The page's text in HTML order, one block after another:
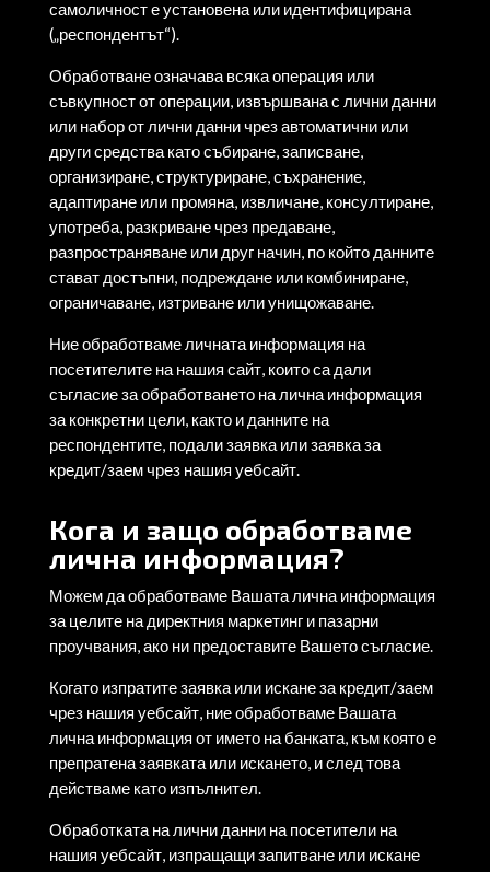
самоличност е установена или идентифицирана
(„респондентът“).
Обработване означава всяка операция или
съвкупност от операции, извършвана с лични данни
или набор от лични данни чрез автоматични или
други средства като събиране, записване,
организиране, структуриране, съхранение,
адаптиране или промяна, извличане, консултиране,
употреба, разкриване чрез предаване,
разпространяване или друг начин, по който данните
стават достъпни, подреждане или комбиниране,
ограничаване, изтриване или унищожаване.
Ние обработваме личната информация на
посетителите на нашия сайт, които са дали
съгласие за обработването на лична информация
за конкретни цели, както и данните на
респондентите, подали заявка или заявка за
кредит/заем чрез нашия уебсайт.
Кога и защо обработваме
лична информация?
Можем да обработваме Вашата лична информация
за целите на директния маркетинг и пазарни
проучвания, ако ни предоставите Вашето съгласие.
Когато изпратите заявка или искане за кредит/заем
чрез нашия уебсайт, ние обработваме Вашата
лична информация от името на банката, към която е
препратена заявката или искането, и след това
действаме като изпълнител.
Обработката на лични данни на посетители на
нашия уебсайт, изпращащи запитване или искане